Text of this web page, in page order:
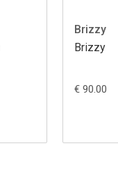
Brizzy
Brizzy
€ 90.00